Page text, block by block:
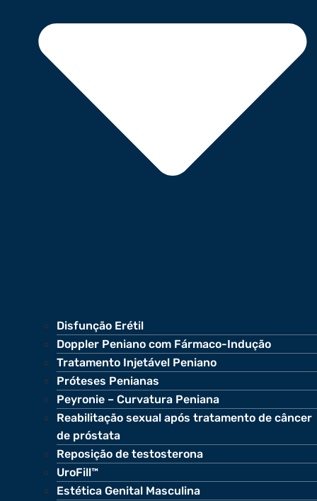
Disfunção Erétil
Doppler Peniano com Fármaco-Indução
Tratamento Injetável Peniano
Próteses Penianas
Peyronie – Curvatura Peniana
Reabilitação sexual após tratamento de câncer
de próstata
Reposição de testosterona
UroFill™
Estética Genital Masculina